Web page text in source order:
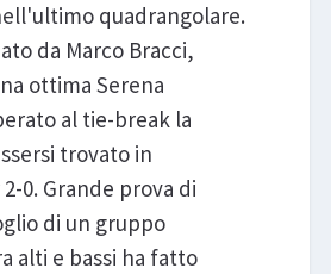
quadrangolare.
da Marco Bracci,
ottima Serena
al tie-break la
trovato in
0. Grande prova di
di un gruppo
alti e bassi ha fatto